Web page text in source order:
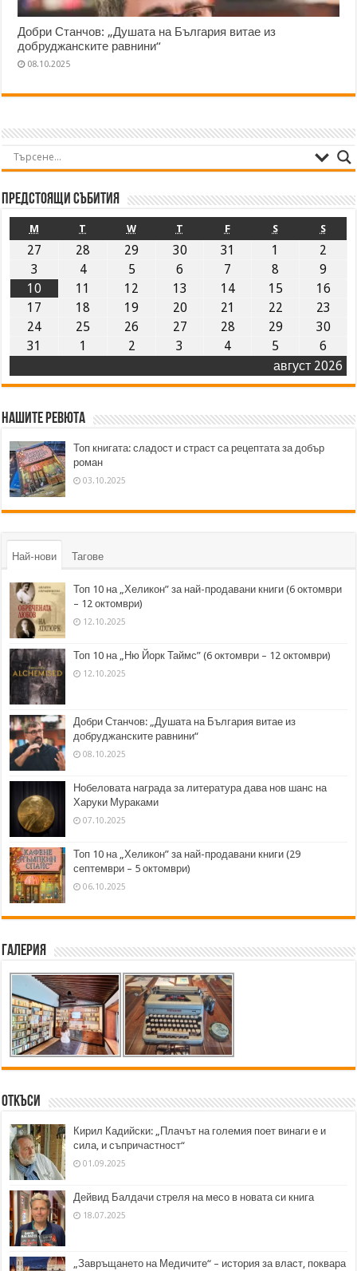
Добри Станчов: „Душата на България витае из
добруджанските равнини“
08.10.2025
Предстоящи събития
август 2026
M T W T F S S
27 28 29 30 31 1
2
3
4 5 6 7 8
9
10
11 12 13 14 15
16
17
18 19 20 21 22
23
24
25 26 27 28 29
30
31
1 2 3 4 5 6
Нашите ревюта
Топ книгата: сладост и страст са рецептата за добър
роман
03.10.2025
Най-нови Тагове
Топ 10 на „Хеликон” за най-продавани книги (6 октомври
– 12 октомври)
12.10.2025
Топ 10 на „Ню Йорк Таймс” (6 октомври – 12 октомври)
12.10.2025
Добри Станчов: „Душата на България витае из
добруджанските равнини“
08.10.2025
Нобеловата награда за литература дава нов шанс на
Харуки Мураками
07.10.2025
Топ 10 на „Хеликон” за най-продавани книги (29
септември – 5 октомври)
06.10.2025
Галерия
Откъси
Кирил Кадийски: „Плачът на големия поет винаги е и
сила, и съпричастност“
01.09.2025
Дейвид Балдачи стреля на месо в новата си книга
18.07.2025
„Завръщането на Медичите“ – история за власт, поквара